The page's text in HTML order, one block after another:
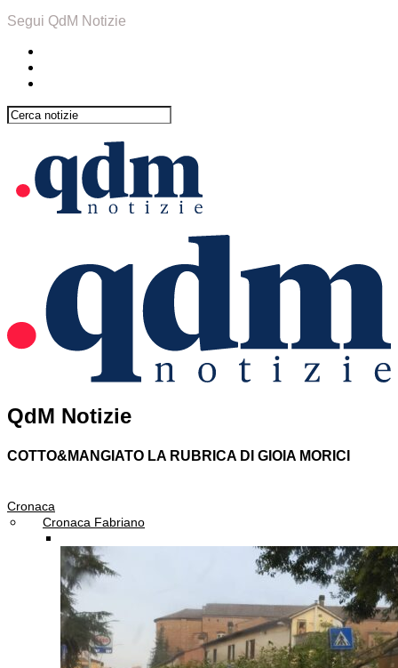
Segui QdM Notizie
QdM Notizie
COTTO&MANGIATO LA RUBRICA DI GIOIA MORICI
Cronaca
Cronaca Fabriano